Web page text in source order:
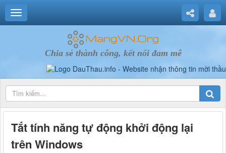
Chia sẻ thành công, kết nối đam mê
Tắt tính năng tự động khởi động lại
trên Windows